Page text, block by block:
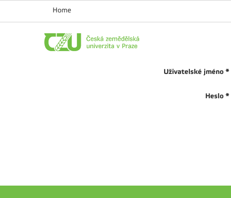
Home
Uživatelské jméno *
Heslo *